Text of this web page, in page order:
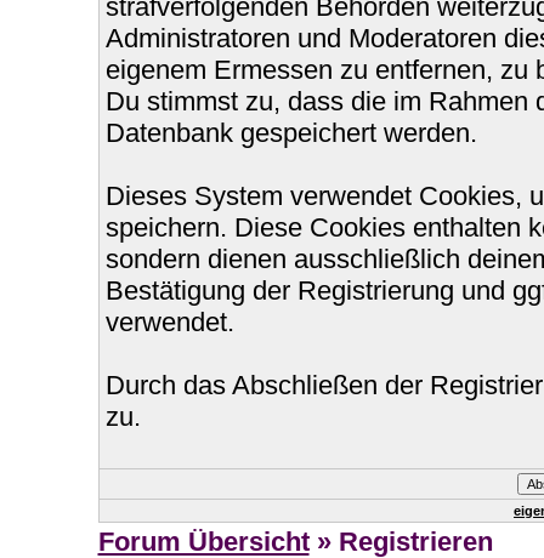
strafverfolgenden Behörden
Administratoren und Moderatoren
eigenem Ermessen zu entfernen, zu
Du stimmst zu, dass die im Rahmen
Datenbank gespeichert werden.
Dieses System verwendet Cookies,
speichern. Diese Cookies enthalten
sondern dienen ausschließlich
Bestätigung der Registrierung und
verwendet.
Durch das Abschließen der
zu.
Forum Übersicht» Registrieren